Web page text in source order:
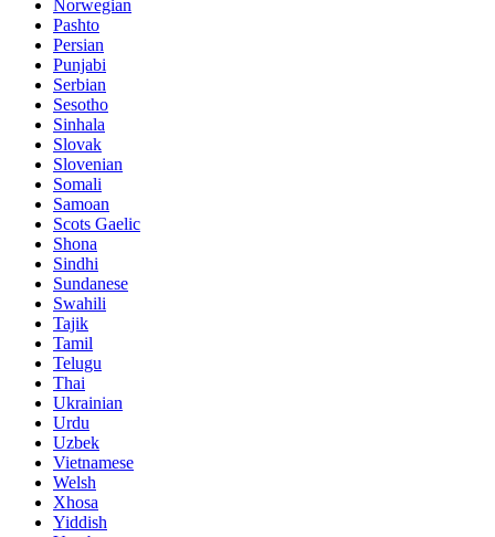
Norwegian
Pashto
Persian
Punjabi
Serbian
Sesotho
Sinhala
Slovak
Slovenian
Somali
Samoan
Scots Gaelic
Shona
Sindhi
Sundanese
Swahili
Tajik
Tamil
Telugu
Thai
Ukrainian
Urdu
Uzbek
Vietnamese
Welsh
Xhosa
Yiddish